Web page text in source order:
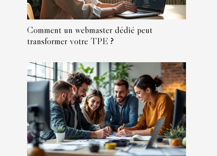
Comment un webmaster dédié peut
transformer votre TPE ?